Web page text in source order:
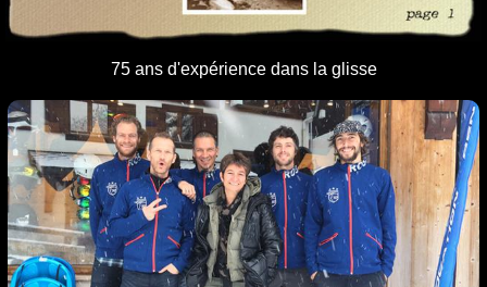
75 ans d'expérience dans la glisse